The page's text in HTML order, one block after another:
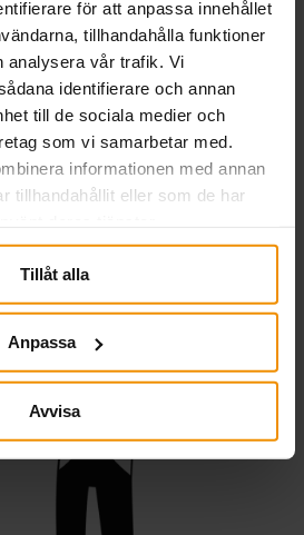
för att anpassa innehållet
tillhandahålla funktioner
analysera vår trafik. Vi
identifierare och annan
till de sociala medier och
som vi samarbetar med.
informationen med annan
tillhandahållit eller som de har
Tillåt alla
Anpassa
Avvisa
skogsbruksföretagare kan gå
familjemedlemmar som är
har även de möjlighet att
samma trygghet som dig.